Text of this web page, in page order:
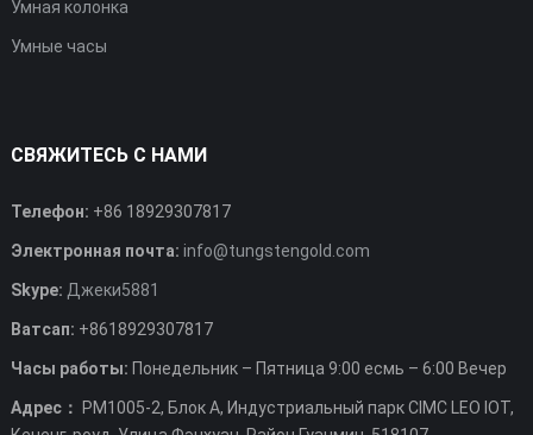
Умная колонка
Умные часы
СВЯЖИТЕСЬ С НАМИ
Телефон: +86 18929307817
Электронная почта: info@tungstengold.com
Skype: Джеки5881
Ватсап: +8618929307817
Часы работы: Понедельник – Пятница 9:00 есмь – 6:00 Вечер
Адрес：
РМ1005-2, Блок А, Индустриальный парк CIMC LEO IOT,